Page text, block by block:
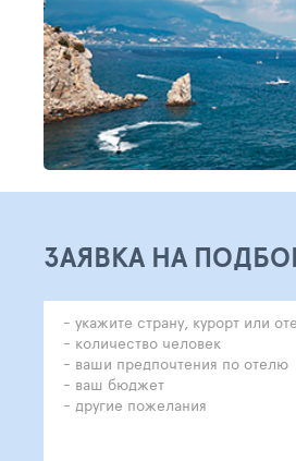
ЗАЯВКА НА